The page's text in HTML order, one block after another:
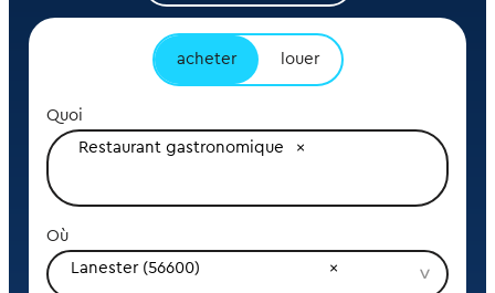
acheter louer
Quoi
Restaurant gastronomique
Où
Lanester (56600)